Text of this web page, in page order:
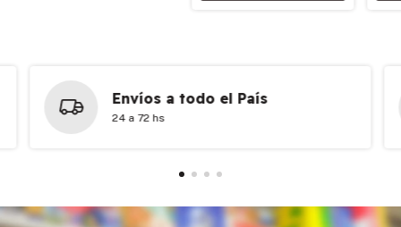
Envíos a todo el País
24 a 72 hs